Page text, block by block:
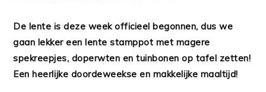
De lente is deze week officieel begonnen, dus we
gaan lekker een lente stamppot met magere
spekreepjes, doperwten en tuinbonen op tafel zetten!
Een heerlijke doordeweekse en makkelijke maaltijd!